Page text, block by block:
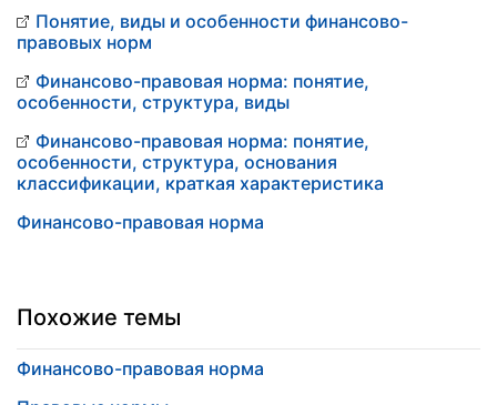
Понятие, виды и особенности финансово-
правовых норм
Финансово-правовая норма: понятие,
особенности, структура, виды
Финансово-правовая норма: понятие,
особенности, структура, основания
классификации, краткая характеристика
Финансово-правовая норма
Похожие темы
Финансово-правовая норма